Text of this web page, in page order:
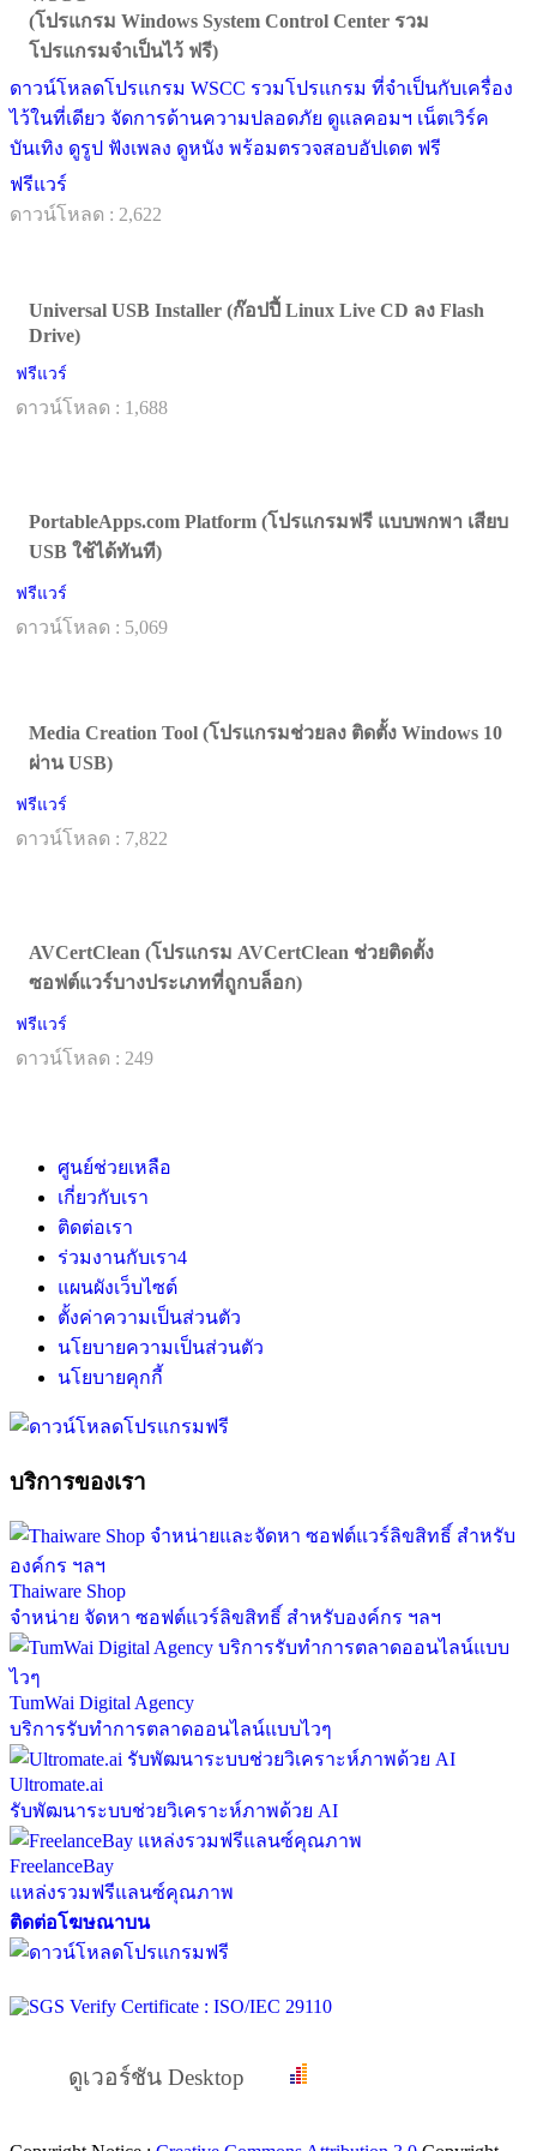
(โปรแกรม Windows System Control Center รวม
โปรแกรมจำเป็นไว้ ฟรี)
ดาวน์โหลดโปรแกรม WSCC รวมโปรแกรม ที่จำเป็นกับเครื่อง
ไว้ในที่เดียว จัดการด้านความปลอดภัย ดูแลคอมฯ เน็ตเวิร์ค
บันเทิง ดูรูป ฟังเพลง ดูหนัง พร้อมตรวจสอบอัปเดต ฟรี
ฟรีแวร์
ดาวน์โหลด : 2,622
Universal USB Installer (ก๊อปปี้ Linux Live CD ลง Flash
Drive)
ฟรีแวร์
ดาวน์โหลด : 1,688
PortableApps.com Platform (โปรแกรมฟรี แบบพกพา เสียบ
USB ใช้ได้ทันที)
ฟรีแวร์
ดาวน์โหลด : 5,069
Media Creation Tool (โปรแกรมช่วยลง ติดตั้ง Windows 10
ผ่าน USB)
ฟรีแวร์
ดาวน์โหลด : 7,822
AVCertClean (โปรแกรม AVCertClean ช่วยติดตั้ง
ซอฟต์แวร์บางประเภทที่ถูกบล็อก)
ฟรีแวร์
ดาวน์โหลด : 249
ศูนย์ช่วยเหลือ
เกี่ยวกับเรา
ติดต่อเรา
ร่วมงานกับเรา4
แผนผังเว็บไซต์
ตั้งค่าความเป็นส่วนตัว
นโยบายความเป็นส่วนตัว
นโยบายคุกกี้
บริการของเรา
Thaiware Shop
จำหน่าย จัดหา ซอฟต์แวร์ลิขสิทธิ์ สำหรับองค์กร ฯลฯ
TumWai Digital Agency
บริการรับทำการตลาดออนไลน์แบบไวๆ
Ultromate.ai
รับพัฒนาระบบช่วยวิเคราะห์ภาพด้วย AI
FreelanceBay
แหล่งรวมฟรีแลนซ์คุณภาพ
ติดต่อโฆษณาบน
ดูเวอร์ชัน Desktop